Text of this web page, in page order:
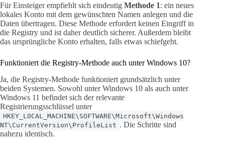
Für Einsteiger empfiehlt sich eindeutig Methode 1: ein neues
lokales Konto mit dem gewünschten Namen anlegen und die
Daten übertragen. Diese Methode erfordert keinen Eingriff in
die Registry und ist daher deutlich sicherer. Außerdem bleibt
das ursprüngliche Konto erhalten, falls etwas schiefgeht.
Funktioniert die Registry-Methode auch unter Windows 10?
Ja, die Registry-Methode funktioniert grundsätzlich unter
beiden Systemen. Sowohl unter Windows 10 als auch unter
Windows 11 befindet sich der relevante
Registrierungsschlüssel unter
HKEY_LOCAL_MACHINE\SOFTWARE\Microsoft\Windows
NT\CurrentVersion\ProfileList . Die Schritte sind
nahezu identisch.